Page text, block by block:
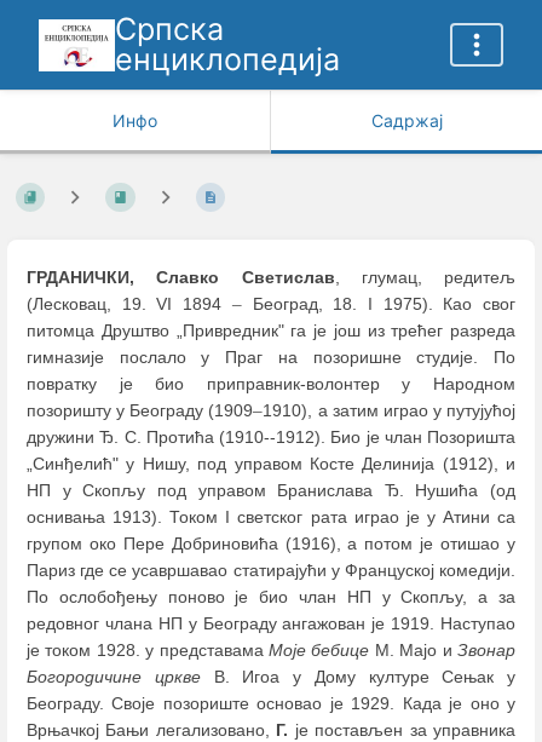
Српска
енциклопедија
Инфо Садржај
ГРДАНИЧКИ, Славко Светислав, глумац, редитељ
(Лесковац, 19. VI 1894 –Београд, 18. I 1975). Као свог
питомца Друштво „Привредник" га је још из трећег разреда
гимназије послало у Праг на позоришне студије. По
повратку је био приправник-волонтер у Народном
позоришту у Београду (1909–1910), а затим играо у путујућој
дружини Ђ. С. Протића (1910--1912). Био је члан Позоришта
„Синђелић" у Нишу, под управом Косте Делинија (1912), и
НП у Скопљу под управом Бранислава Ђ. Нушића (од
оснивања 1913). Током I светског рата играо је у Атини са
групом око Пере Добриновића (1916), а потом је отишао у
Париз где се усавршавао статирајући у Француској комедији.
По ослобођењу поново је био члан НП у Скопљу, а за
редовног члана НП у Београду ангажован је 1919. Наступао
је током 1928. у представама Моје бебице М. Мајо иЗвонар
Богородичине црквеВ. Игоа у Дому културе Сењак у
Београду. Своје позориште основао је 1929. Када је оно у
Врњачкој Бањи легализовано, Г. је постављен за управника